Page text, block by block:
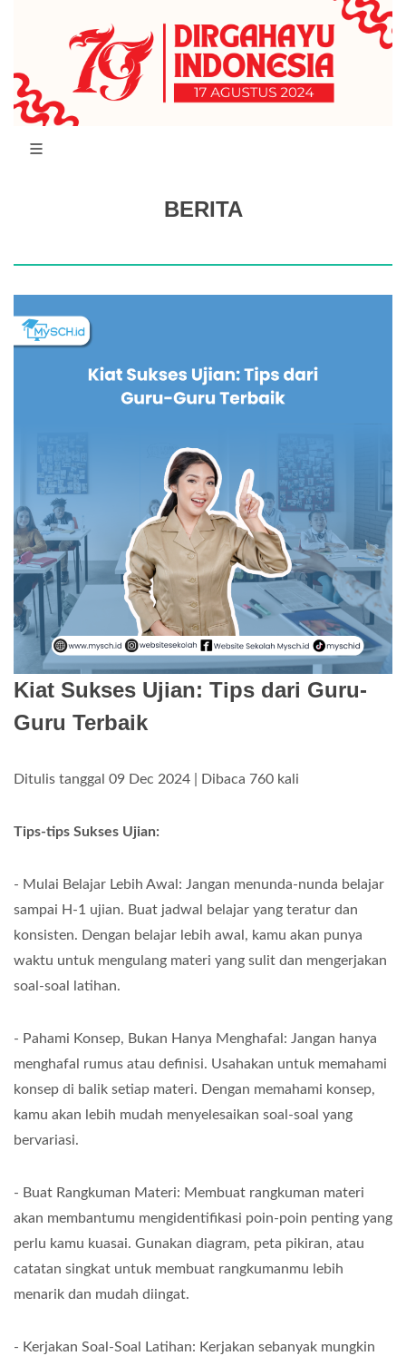
BERITA
Kiat Sukses Ujian: Tips dari Guru-
Guru Terbaik
Ditulis tanggal 09 Dec 2024 | Dibaca 760 kali
Tips-tips Sukses Ujian:
- Mulai Belajar Lebih Awal: Jangan menunda-nunda belajar
sampai H-1 ujian. Buat jadwal belajar yang teratur dan
konsisten. Dengan belajar lebih awal, kamu akan punya
waktu untuk mengulang materi yang sulit dan mengerjakan
soal-soal latihan.
- Pahami Konsep, Bukan Hanya Menghafal: Jangan hanya
menghafal rumus atau definisi. Usahakan untuk memahami
konsep di balik setiap materi. Dengan memahami konsep,
kamu akan lebih mudah menyelesaikan soal-soal yang
bervariasi.
- Buat Rangkuman Materi: Membuat rangkuman materi
akan membantumu mengidentifikasi poin-poin penting yang
perlu kamu kuasai. Gunakan diagram, peta pikiran, atau
catatan singkat untuk membuat rangkumanmu lebih
menarik dan mudah diingat.
- Kerjakan Soal-Soal Latihan: Kerjakan sebanyak mungkin